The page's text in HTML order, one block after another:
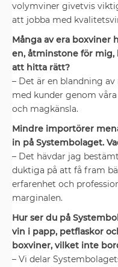
volymviner givetvis
att jobba med
Många av era boxviner
en, ­åtminstone för mig,
att hitta rätt?
– Det är en blandning
med kunder ­genom
och magkänsla.
Mindre importörer
in på Systembolaget.
– Det hävdar jag
duktiga på att få fram
­erfarenhet och
marginalen.
Hur ser du på
vin i papp, petflaskor
boxviner, vilket inte
– Vi delar